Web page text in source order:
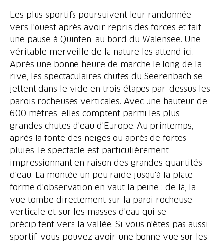
Les plus sportifs poursuivent leur randonnée
vers l'ouest après avoir repris des forces et fait
une pause à Quinten, au bord du Walensee. Une
véritable merveille de la nature les attend ici.
Après une bonne heure de marche le long de la
rive, les spectaculaires chutes du Seerenbach se
jettent dans le vide en trois étapes par-dessus les
parois rocheuses verticales. Avec une hauteur de
600 mètres, elles comptent parmi les plus
grandes chutes d'eau d'Europe. Au printemps,
après la fonte des neiges ou après de fortes
pluies, le spectacle est particulièrement
impressionnant en raison des grandes quantités
d'eau. La montée un peu raide jusqu'à la plate-
forme d'observation en vaut la peine : de là, la
vue tombe directement sur la paroi rocheuse
verticale et sur les masses d'eau qui se
précipitent vers la vallée. Si vous n'êtes pas aussi
sportif, vous pouvez avoir une bonne vue sur les